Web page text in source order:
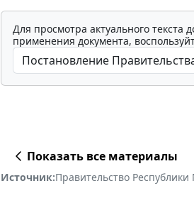
Для просмотра актуального
применения документа,
Показать все материалы
Источник:Правительство